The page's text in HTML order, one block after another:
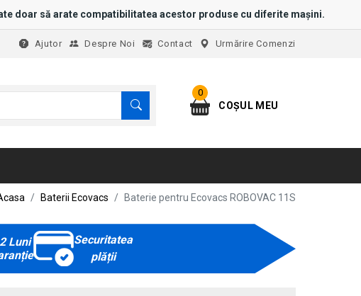
doar să arate compatibilitatea acestor produse cu diferite mașini.
Urmărire Comenzi
Contact
Despre Noi
Ajutor
0
COȘUL MEU
Baterii Ecovacs Baterie pentru Ecovacs ROBOVAC 11S
Luni
Securitatea
plății